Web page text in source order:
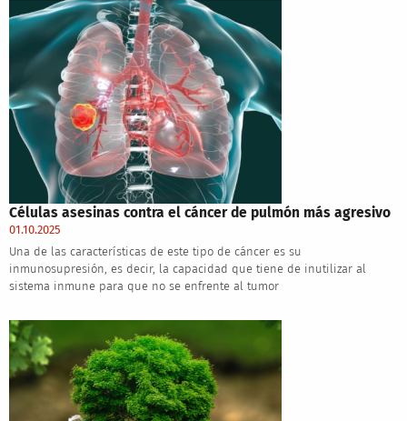
Células asesinas contra el cáncer de pulmón más agresivo
01.10.2025
Una de las características de este tipo de cáncer es su
inmunosupresión, es decir, la capacidad que tiene de inutilizar al
sistema inmune para que no se enfrente al tumor